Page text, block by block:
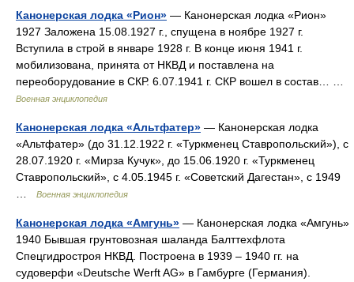
Канонерская лодка «Рион» — Канонерская лодка «Рион»
1927 Заложена 15.08.1927 г., спущена в ноябре 1927 г.
Вступила в строй в январе 1928 г. В конце июня 1941 г.
мобилизована, принята от НКВД и поставлена на
переоборудование в СКР. 6.07.1941 г. СКР вошел в состав… …
Военная энциклопедия
Канонерская лодка «Альтфатер» — Канонерская лодка
«Альтфатер» (до 31.12.1922 г. «Туркменец Ставропольский»), с
28.07.1920 г. «Мирза Кучук», до 15.06.1920 г. «Туркменец
Ставропольский», с 4.05.1945 г. «Советский Дагестан», с 1949
Военная энциклопедия
Канонерская лодка «Амгунь» — Канонерская лодка «Амгунь»
1940 Бывшая грунтовозная шаланда Балттехфлота
Спецгидростроя НКВД. Построена в 1939 – 1940 гг. на
судоверфи «Deutsche Werft AG» в Гамбурге (Германия).